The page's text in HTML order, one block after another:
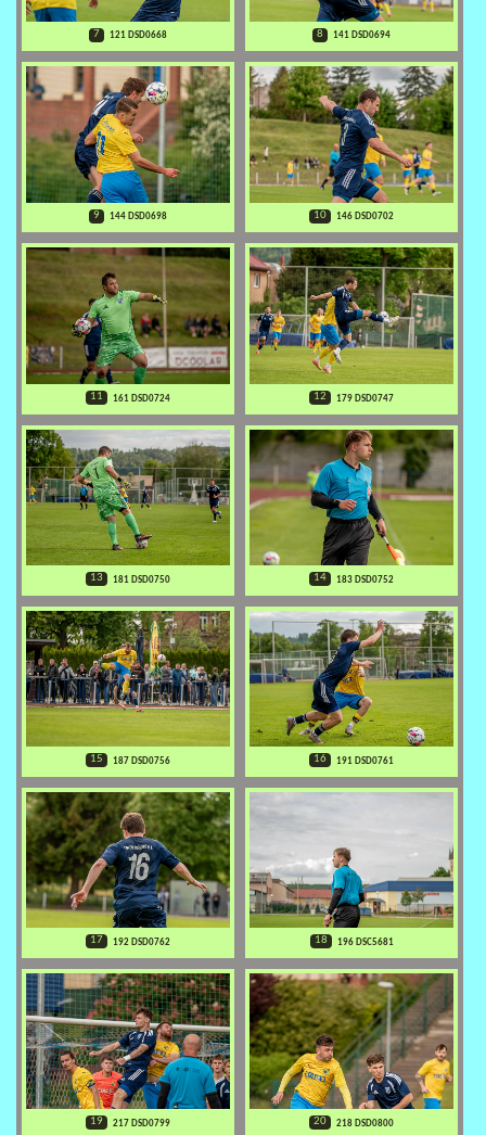
7 121 DSD0668 8 141 DSD0694
9 144 DSD0698 10 146 DSD0702
11 161 DSD0724 12 179 DSD0747
13 181 DSD0750 14 183 DSD0752
15 187 DSD0756 16 191 DSD0761
17 192 DSD0762 18 196 DSC5681
19 217 DSD0799 20 218 DSD0800